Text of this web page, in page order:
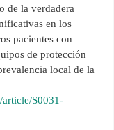
de la verdadera
en los
pacientes con
de protección
local de la
S0031-